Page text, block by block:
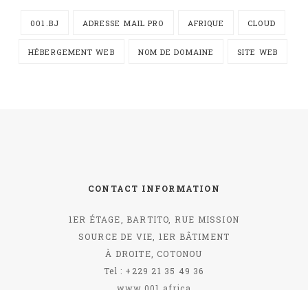
001.BJ ADRESSE MAIL PRO AFRIQUE CLOUD
HÉBERGEMENT WEB NOM DE DOMAINE SITE WEB
CONTACT INFORMATION
1ER ÉTAGE, BARTITO, RUE MISSION
SOURCE DE VIE, 1ER BÂTIMENT
À DROITE, COTONOU
Tel : +229 21 35 49 36